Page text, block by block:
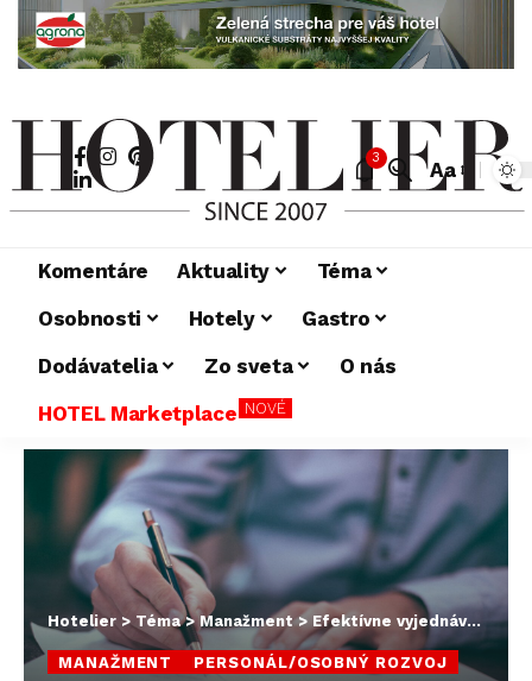
3
Aa
Komentáre Aktuality
Téma
Osobnosti
Hotely
Gastro
Dodávatelia
Zo sveta
O nás
HOTEL Marketplace NOVÉ
Hotelier > Téma>Manažment> Efektívne vyjednávanie
MANAŽMENT PERSONÁL/OSOBNÝ ROZVOJ